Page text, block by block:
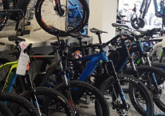
©
CC-BY-SA
| Tretmühle Wissen